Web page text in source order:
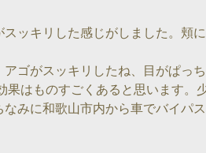
ッキリした感じがしました。頬
アゴがスッキリしたね、目がぱっ
果はものすごくあると思います。
みに和歌山市内から車でバイパ